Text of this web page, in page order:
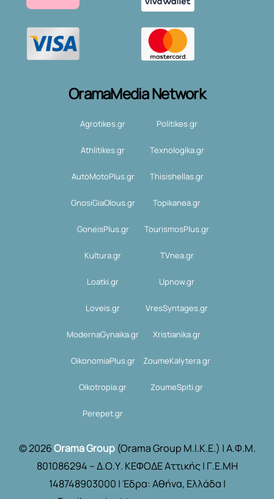
OramaMedia Network
Agrotikes.gr Politikes.gr
Athlitikes.gr Texnologika.gr
AutoMotoPlus.gr Thisishellas.gr
GnosiGiaOlous.gr Topikanea.gr
GoneisPlus.gr TourismosPlus.gr
Kultura.gr TVnea.gr
Loatki.gr Upnow.gr
Loveis.gr VresSyntages.gr
ModernaGynaika.gr Xristianika.gr
OikonomiaPlus.gr ZoumeKalytera.gr
Oikotropia.gr ZoumeSpiti.gr
Perepet.gr
© 2026Orama Group(Orama Group Μ.Ι.Κ.Ε.) | Α.Φ.Μ.
801086294 – Δ.Ο.Υ. ΚΕΦΟΔΕ Αττικής | Γ.Ε.ΜΗ
148748903000 | Έδρα: Αθήνα, Ελλάδα |